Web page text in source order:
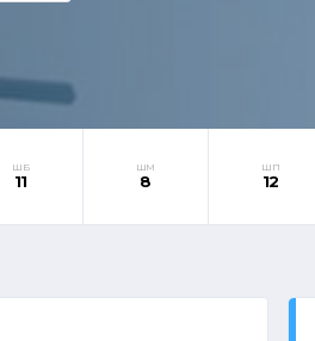
ШБ
11
ШМ
8
ШП
12